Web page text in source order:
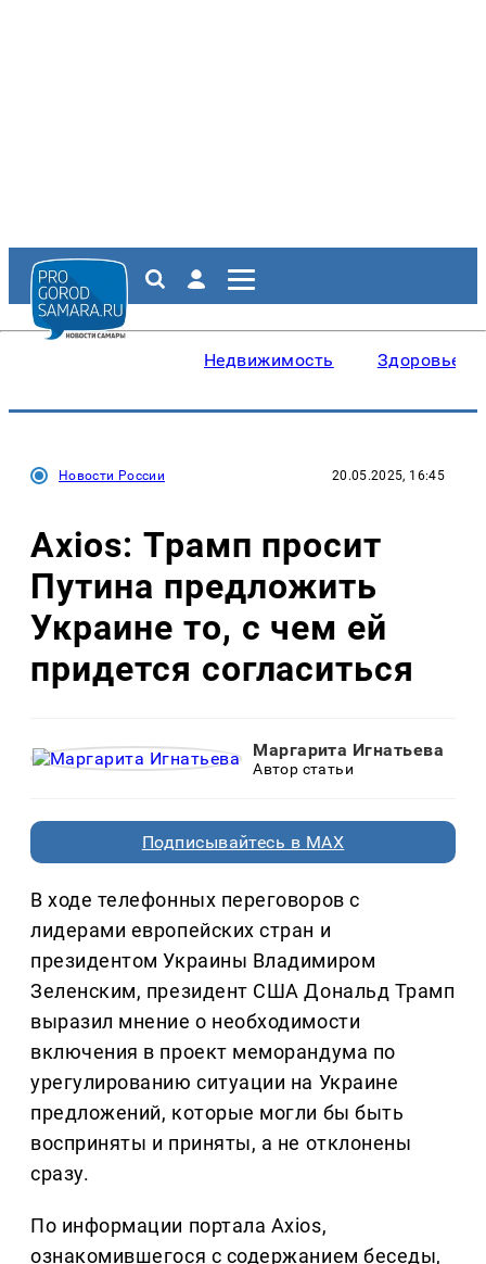
Недвижимость Здоровье
Новости России 20.05.2025, 16:45
Axios: Трамп просит
Путина предложить
Украине то, с чем ей
придется согласиться
Маргарита Игнатьева
Автор статьи
Подписывайтесь в MAX
В ходе телефонных переговоров с
лидерами европейских стран и
президентом Украины Владимиром
Зеленским, президент США Дональд Трамп
выразил мнение о необходимости
включения в проект меморандума по
урегулированию ситуации на Украине
предложений, которые могли бы быть
восприняты и приняты, а не отклонены
сразу.
По информации портала Axios,
ознакомившегося с содержанием беседы,